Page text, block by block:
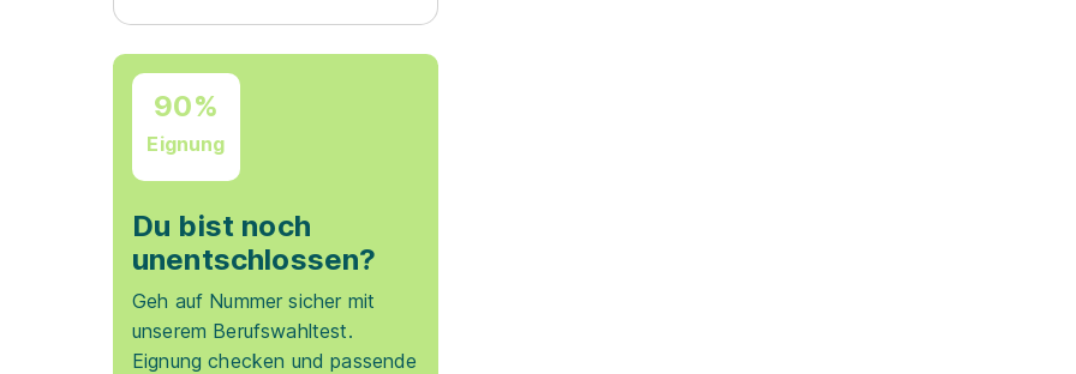
90%
Eignung
Du bist noch
unentschlossen?
Geh auf Nummer sicher mit
unserem Berufswahltest.
Eignung checken und passende